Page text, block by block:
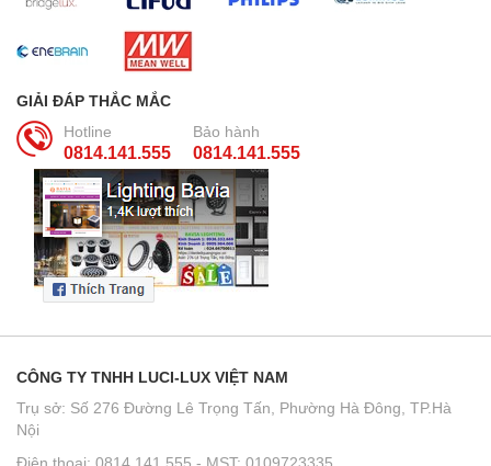
GIẢI ĐÁP THẮC MẮC
Hotline
0814.141.555
Bảo hành
0814.141.555
CÔNG TY TNHH LUCI-LUX VIỆT NAM
Trụ sở: Số 276 Đường Lê Trọng Tấn, Phường Hà Đông, TP.Hà
Nội